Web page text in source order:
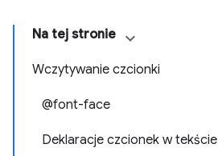
Na tej stronie
Wczytywanie czcionki
@font-face
Deklaracje czcionek w tekście